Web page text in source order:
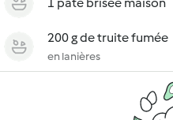
200 g de truite fumée
en lanières